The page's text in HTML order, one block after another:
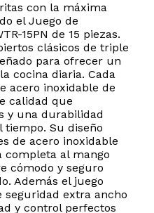
con la máxima
el Juego de
15PN de 15 piezas.
clásicos de triple
para ofrecer un
cocina diaria. Cada
acero inoxidable de
calidad que
y una durabilidad
tiempo. Su diseño
de acero inoxidable
completa al mango
cómodo y seguro
Además el juego
extra ancho
y control perfectos